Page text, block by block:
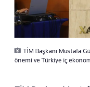
TİM Başkanı Mustafa
önemi ve Türkiye iç